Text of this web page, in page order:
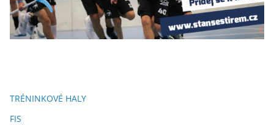
TRÉNINKOVÉ HALY
FIS